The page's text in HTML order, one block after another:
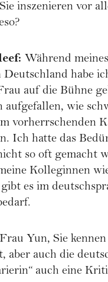
Sie inszenieren vor
: Während
habe
auf die Bühne
aufgefallen, wie
vorherrschenden
Ich hatte das
so oft gemacht
Kolleginnen
es im
Frau Yun, Sie
aber auch die
auch eine